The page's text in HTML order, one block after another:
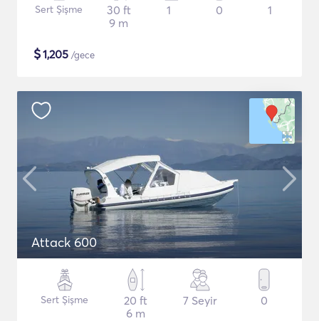
Sert Şişme
30 ft
9 m
1 0 1
$1,205 /gece
Attack 600
Sert Şişme
20 ft
6 m
7 Seyir 0